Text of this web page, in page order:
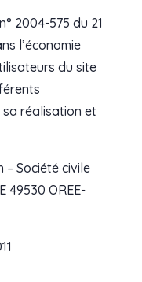
2004-575 du 21
l’économie
du site
réalisation et
– Société civile
49530 OREE-